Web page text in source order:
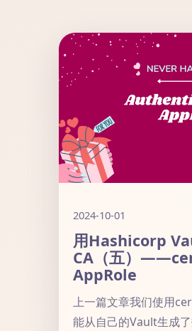
2024-10-01
用Hashicorp
CA（五）
AppRole
上一篇文章我们使用
能从自己的Vault生成